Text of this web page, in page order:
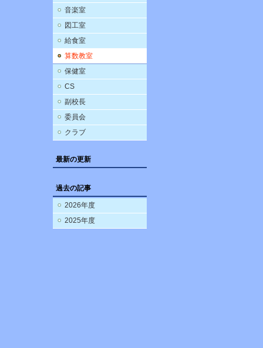
音楽室
図工室
給食室
算数教室
保健室
CS
副校長
委員会
クラブ
最新の更新
過去の記事
2026年度
2025年度